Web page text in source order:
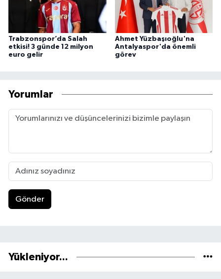
Trabzonspor’da Salah
etkisi! 3 günde 12 milyon
euro gelir
Ahmet Yüzbaşıoğlu'na
Antalyaspor'da önemli
görev
Yorumlar
Gönder
Yükleniyor...